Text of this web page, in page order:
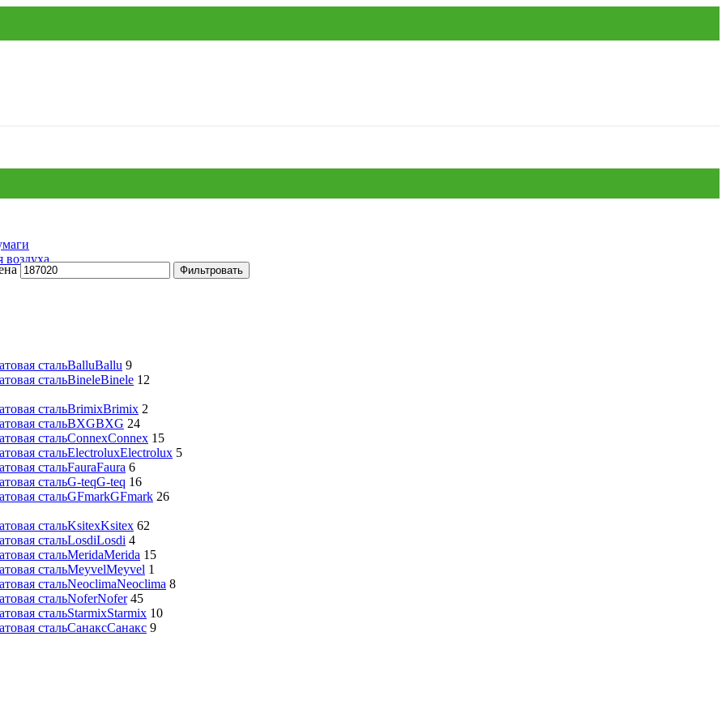
воздуха
Фильтровать
BalluBallu 9
BineleBinele 12
BrimixBrimix 2
BXGBXG 24
ConnexConnex 15
ElectroluxElectrolux 5
FauraFaura 6
G-teqG-teq 16
GFmarkGFmark 26
KsitexKsitex 62
LosdiLosdi 4
MeridaMerida 15
MeyvelMeyvel 1
NeoclimaNeoclima 8
NoferNofer 45
StarmixStarmix 10
СанаксСанакс 9